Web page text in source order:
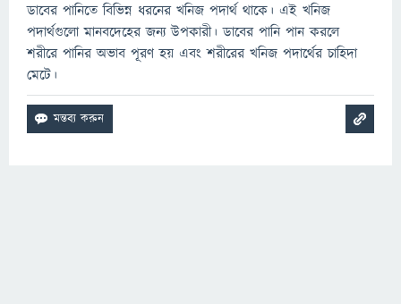
ডাবের পানিতে বিভিন্ন ধরনের খনিজ পদার্থ থাকে। এই খনিজ
পদার্থগুলো মানবদেহের জন্য উপকারী। ডাবের পানি পান করলে
শরীরে পানির অভাব পূরণ হয় এবং শরীরের খনিজ পদার্থের চাহিদা
মেটে।